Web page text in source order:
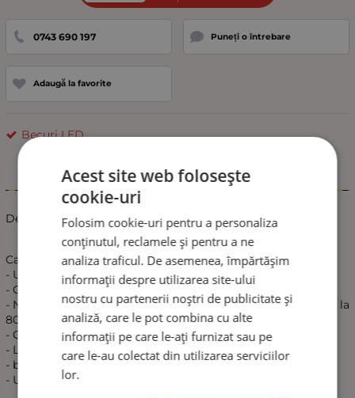
0743 690 197 Puneți o întrebare
Adaugă la favorite
Becuri LED
Informații
Descriere
Caracteristici:
- Utilizeaza led cip 7020 de mare putere
- CanBus fara eroare de bec ars!
- Noua tehnologie LED reduce consumul de energie cu 40% la
80%.
- Conductivitate termica ridicata, aspect placut.
- Luminozitate activa in microsecunde, raspuns rapid.
- becurile LED au o durata medie de viata de 50.000 de ore.
- Usor de instalat
Acest site web folosește
cookie-uri
Folosim cookie-uri pentru a personaliza
conținutul, reclamele și pentru a ne
analiza traficul. De asemenea, împărtășim
informații despre utilizarea site-ului
nostru cu partenerii noștri de publicitate și
analiză, care le pot combina cu alte
informații pe care le-ați furnizat sau pe
care le-au colectat din utilizarea serviciilor
lor.